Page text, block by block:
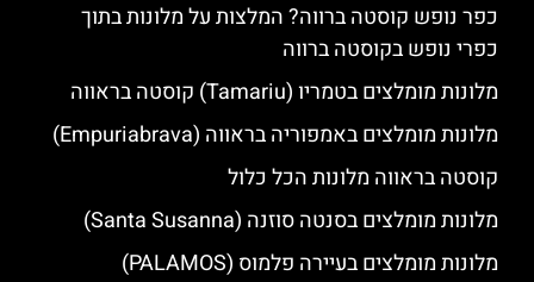
כפר נופש קוסטה ברווה? המלצות על מלונות בתוך
כפרי נופש בקוסטה ברווה
מלונות מומלצים בטמריו (Tamariu) קוסטה בראווה
מלונות מומלצים באמפוריה בראווה (Empuriabrava)
קוסטה בראווה מלונות הכל כלול
מלונות מומלצים בסנטה סוזנה (Santa Susanna)
מלונות מומלצים בעיירה פלמוס (PALAMOS)